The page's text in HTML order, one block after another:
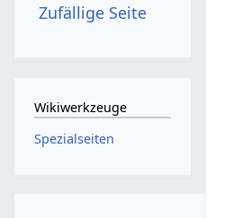
Zufällige Seite
Wikiwerkzeuge
Spezialseiten